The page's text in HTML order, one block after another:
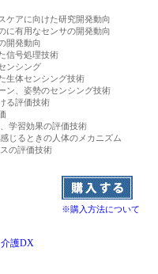
ケアに向けた研究開発動向
に有用なセンサの開発動向
開発動向
信号処理技術
ンシング
生体センシング技術
ン、姿勢のセンシング技術
る評価技術
学習効果の評価技術
じるときの人体のメカニズム
の評価技術
※購入方法について
護DX